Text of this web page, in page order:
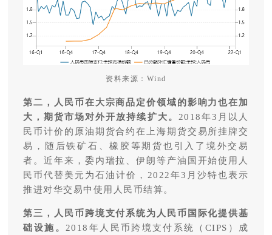
资料来源：Wind
第二，人民币在大宗商品定价领域的影响力也在加
大，期货市场对外开放持续扩大。 2018年3月以人
民币计价的原油期货合约在上海期货交易所挂牌交
易，随后铁矿石、橡胶等期货也引入了境外交易
者。近年来，委内瑞拉、伊朗等产油国开始使用人
民币代替美元为石油计价，2022年3月沙特也表示
推进对华交易中使用人民币结算。
第三，人民币跨境支付系统为人民币国际化提供基
础设施。 2018年人民币跨境支付系统（CIPS）成